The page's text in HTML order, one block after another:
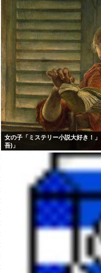
女の子「ミステリー小説大好き！
吾)」